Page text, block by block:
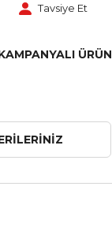
Tavsiye Et
ÜRÜN